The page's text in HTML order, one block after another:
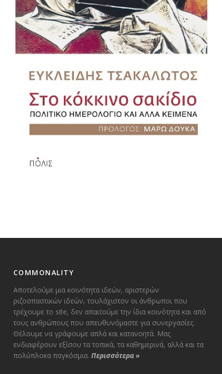
COMMONALITY
Αποτελούμε μια κοινότητα ιδεών, αριστερών
ριζοσπαστικών ιδεών, τουλάχιστον οι άνθρωποι που
τρέχουμε το site, δεν απαιτούμε την ίδια κοινότητα και από
τους ανθρώπους που απευθυνόμαστε για συνεργασίες.
Θέλουμε να γράφουμε απλά και κατανοητά. Μας
ενδιαφέρουν εξίσου τα τοπικά, τα καθημερινά, αλλά και τα
πολύπλοκα παγκόσμια. Περισσότερα»